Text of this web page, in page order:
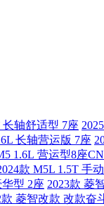
长轴舒适型 7座
长轴营运版 7座
1.6L 营运型8座
款 M5L 1.5T 手
型 2座 2023款 菱
款 菱智改款 改款奋